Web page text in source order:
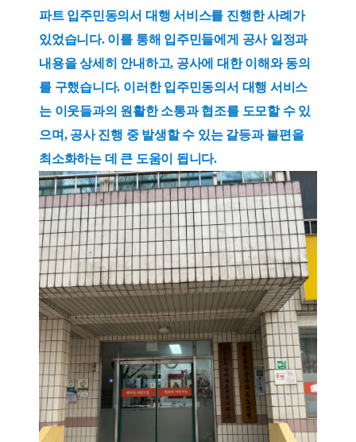
파트 입주민동의서 대행 서비스를 진행한 사례가
있었습니다. 이를 통해 입주민들에게 공사 일정과
내용을 상세히 안내하고, 공사에 대한 이해와 동의
를 구했습니다. 이러한 입주민동의서 대행 서비스
는 이웃들과의 원활한 소통과 협조를 도모할 수 있
으며, 공사 진행 중 발생할 수 있는 갈등과 불편을
최소화하는 데 큰 도움이 됩니다.